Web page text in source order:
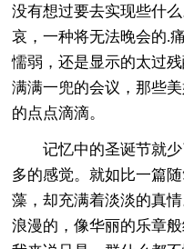
没有想过要去实现些什
哀，一种将无法晚会的.
懦弱，还是显示的太过
满满一兜的会议，那些
的点点滴滴。
记忆中的圣诞节就少
多的感觉。就如比一篇
藻，却充满着淡淡的真
浪漫的，像华丽的乐章